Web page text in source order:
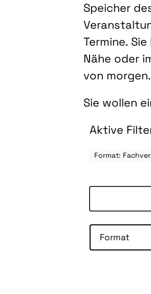
Speicher
Termine.
Nähe oder
von morgen.
Sie wollen
Aktive
Format:
Format